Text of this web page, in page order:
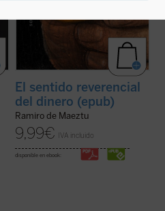
El sentido reverencial
del dinero (epub)
Ramiro de Maeztu
9,99€ IVA incluido
disponible en ebook: